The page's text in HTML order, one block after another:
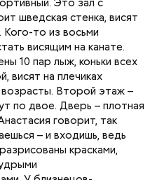
Это зал с
шведская стенка, висят
Кого-то из восьми
висящим на канате.
10 пар лыж, коньки всех
висят на плечиках
возрасты. Второй этаж –
по двое. Дверь – плотная
говорит, так
– и входишь, ведь
красками,